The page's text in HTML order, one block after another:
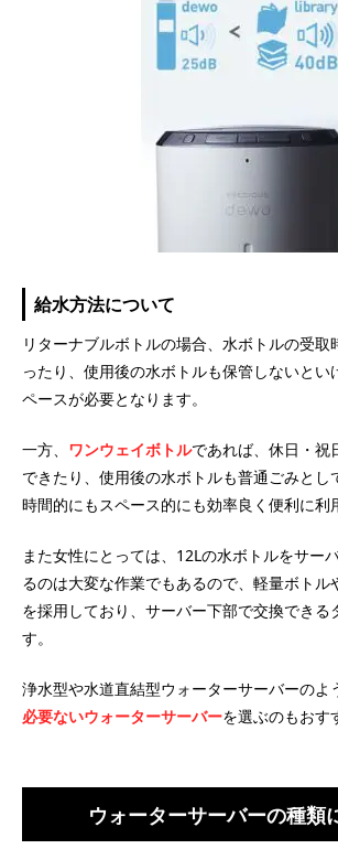
給水方法について
リターナブルボトルの場合、水ボトルの受取
ったり、使用後の水ボトルも保管しないとい
ペースが必要となります。
一方、 ワンウェイボトルであれば、休日・祝
できたり、使用後の水ボトルも普通ごみとし
時間的にもスペース的にも効率良く便利に利
また女性にとっては、12Lの水ボトルをサー
るのは大変な作業でもあるので、軽量ボトル
を採用しており、サーバー下部で交換できる
す。
浄水型や水道直結型ウォーターサーバーのよ
必要ないウォーターサーバーを選ぶのもおす
ウォーターサーバーの種類